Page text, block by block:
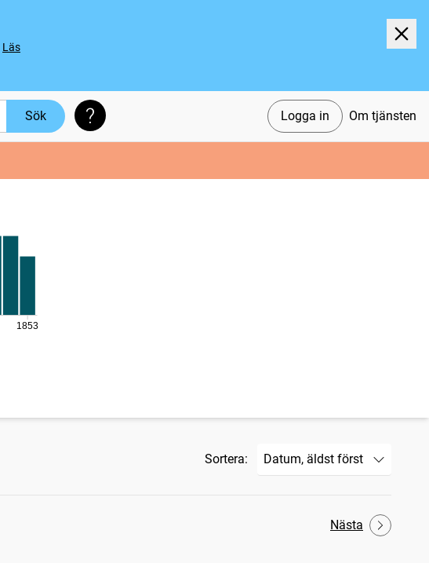
Läs
Logga in Om tjänsten
Sök Söktips
1853
Sortera:
Nästa